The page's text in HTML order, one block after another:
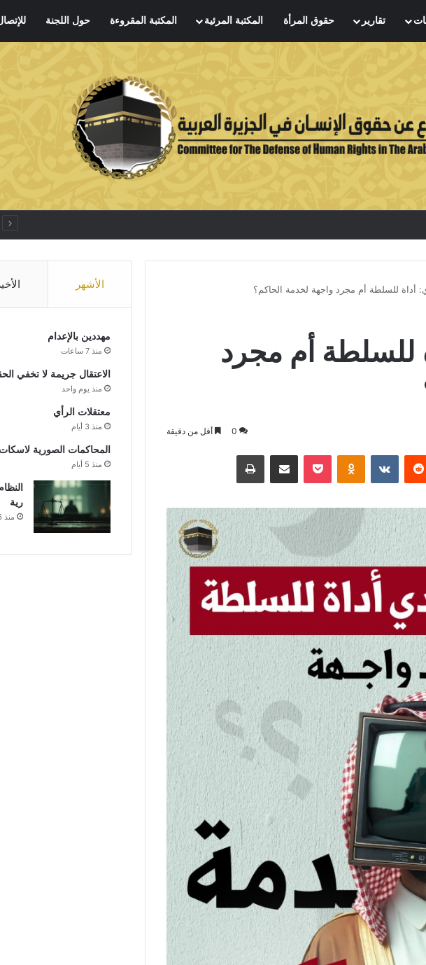
تقارير حقوق المرأة المكتبة المرئية المكتبة المقروءة حول اللجنة
أداة للسلطة أم مجرد واجهة لخدمة الحاكم؟
للسلطة أم مجرد
0 أقل من دقيقة
Odnoklassniki
بوكيت مشاركة عبر البريد طباعة
الأشهر
مهددين بالإعدام
منذ 7 ساعات
الاعتقال جريمة لا تخفي
منذ يوم واحد
معتقلات الرأي
منذ 3 أيام
المحاكمات الصورية
منذ 5 أيام
رية
منذ 6 أيام